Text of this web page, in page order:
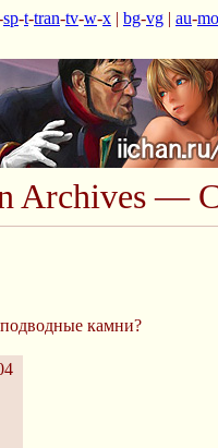
sp-t-tran-tv-w-x | bg-vg | au-mo
Archives —
камни?